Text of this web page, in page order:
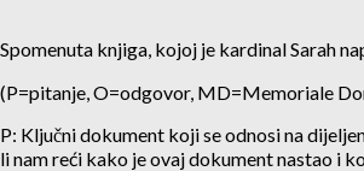
Spomenuta knjiga, kojoj je kardinal Sarah
(P=pitanje, O=odgovor, MD=Memoriale
P: Ključni dokument koji se odnosi na
li nam reći kako je ovaj dokument nastao i